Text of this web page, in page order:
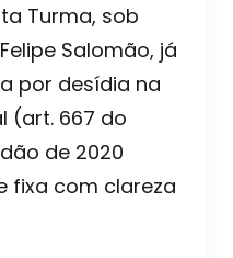
Turma, sob
Salomão, já
por desídia na
(art. 667 do
de 2020
fixa com clareza